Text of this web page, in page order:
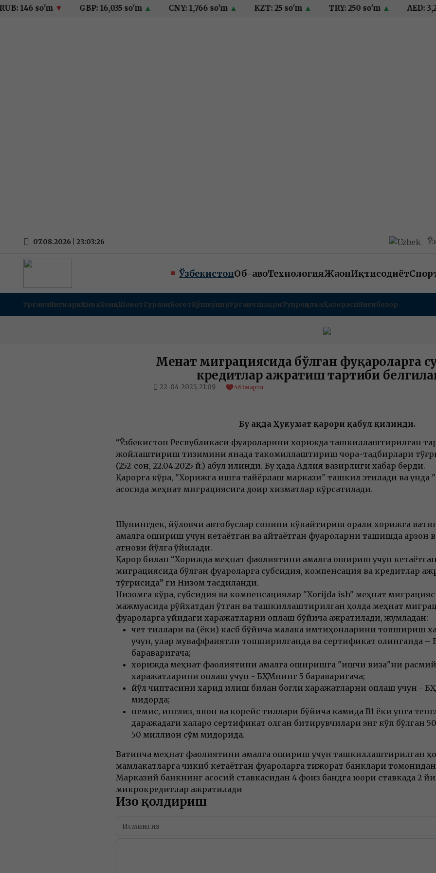
146 so'm▼ GBP: 16,035 so'm▲ CNY: 1,766 so'm▲ KZT: 25 so'm▲ TRY: 250 so'm▲ AED: 3,244
07.08.2026 | 23:03:26
ЎзбекистонОб-ҳавоТехнологияЖаҳонИқтисодиёт
УрганчЯнгиариқХиваХонқаШовотГурланБоғотҚўшкўпирУрганч шаҳриТупроққалъаҲазораспЯнгибозор
Меҳнат миграциясида бўлган фуқароларга
кредитлар ажратиш тартиби
22-04-2025, 21:09 463марта
Бу ҳақда Ҳукумат қарори қабул қилинди.
“Ўзбекистон Республикаси фуқароларини хорижда ташкиллаштирилган
жойлаштириш тизимини янада такомиллаштириш чора-тадбирлари
(252-сон, 22.04.2025 й.) қабул қилинди. Бу ҳақда Адлия вазирлиги хабар берди.
Қарорга кўра, "Хорижга ишга тайёрлаш маркази" ташкил этилади ва унда
асосида меҳнат миграциясига доир хизматлар кўрсатилади.
Шунингдек, йўловчи автобуслар сонини кўпайтириш орқали хорижга
амалга ошириш учун кетаётган ва қайтаётган фуқароларни ташишда арзон
қатнови йўлга қўйилади.
Қарор билан “Хорижда меҳнат фаолиятини амалга ошириш учун
миграциясида бўлган фуқароларга субсидия, компенсация ва кредитлар
тўғрисида” ги Низом тасдиқланди.
Низомга кўра, субсидия ва компенсациялар "Xorijda ish" меҳнат
мажмуасида рўйхатдан ўтган ва ташкиллаштирилган ҳолда меҳнат
фуқароларга қуйидаги харажатларни қоплаш бўйича ажратилади, жумладан:
чет тиллари ва (ёки) касб бўйича малака имтиҳонларини топшириш
учун, улар муваффақиятли топширилганда ва сертификат олинганда –
бараваригача;
хорижда меҳнат фаолиятини амалга оширишга "ишчи виза"ни
харажатларини қоплаш учун - БҲМнинг 5 бараваригача;
йўл чиптасини харид қилиш билан боғлиқ харажатларни қоплаш учун -
миқдорда;
немис, инглиз, япон ва корейс тиллари бўйича камида B1 ёки унга
даражадаги халқаро сертификат олган битирувчилари энг кўп бўлган
50 миллион сўм миқдорида.
Вақтинча меҳнат фаолиятини амалга ошириш учун ташкиллаштирилган
мамлакатларга чикиб кетаётган фуқароларга тижорат банклари
Марказий банкнинг асосий ставкасидан 4 фоиз бандга юқори ставкада 2
микрокредитлар ажратилади
Изоҳ қолдириш